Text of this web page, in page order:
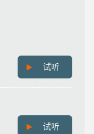
试听
试听